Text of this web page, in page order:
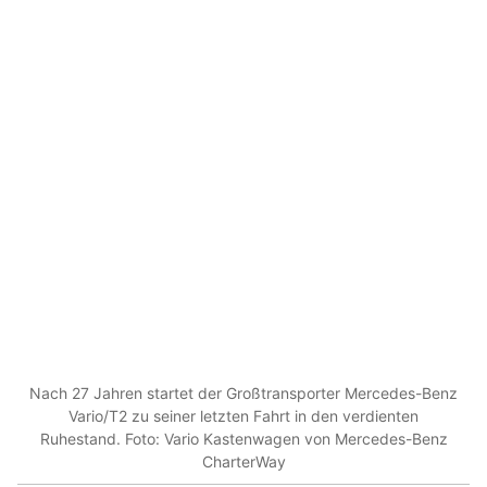
Nach 27 Jahren startet der Großtransporter Mercedes-Benz
Vario/T2 zu seiner letzten Fahrt in den verdienten
Ruhestand. Foto: Vario Kastenwagen von Mercedes-Benz
CharterWay